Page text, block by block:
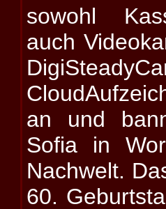
sowohl
auch
an und
Sofia in
Nachwelt.
60.